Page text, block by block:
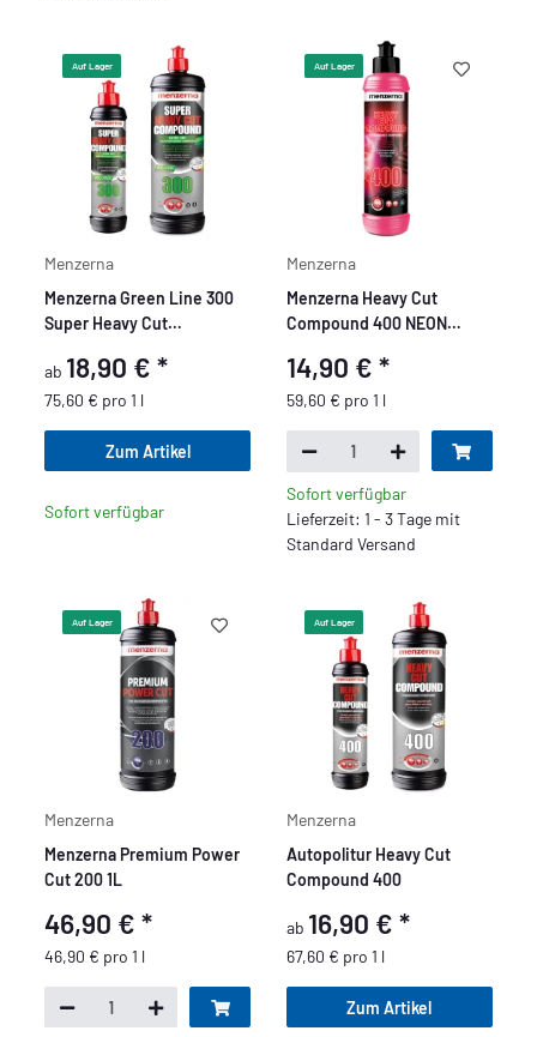
Auf Lager
Menzerna
Menzerna Green Line 300
Super Heavy Cut
ab 18,90 €*
75,60 € pro 1 l
Zum Artikel
Sofort verfügbar
Auf Lager
Menzerna
Menzerna Heavy Cut
Compound 400 NEON
14,90 € *
59,60 € pro 1 l
Sofort verfügbar
Lieferzeit: 1 - 3 Tage mit
Standard Versand
Auf Lager
Menzerna
Menzerna Premium Power
Cut 200 1L
46,90 €*
46,90 € pro 1 l
Auf Lager
Menzerna
Autopolitur Heavy Cut
Compound 400
ab 16,90 € *
67,60 € pro 1 l
Zum Artikel